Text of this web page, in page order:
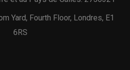
Yard, Fourth Floor, Londres, E1
6RS